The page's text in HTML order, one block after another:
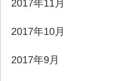
2017年11月
2017年10月
2017年9月